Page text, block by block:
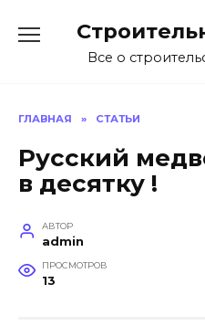
содержаниюВсе о
ГЛАВНАЯ » СТАТЬИ
Русский
в десятку !
АВТОР
admin
ПРОСМОТРОВ
13